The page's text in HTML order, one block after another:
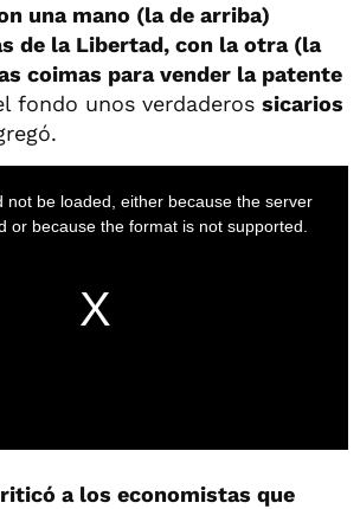
una mano (la de arriba)
de la Libertad, con la otra (la
coimas para vender la patente
fondo unos verdaderos sicarios
a los economistas que